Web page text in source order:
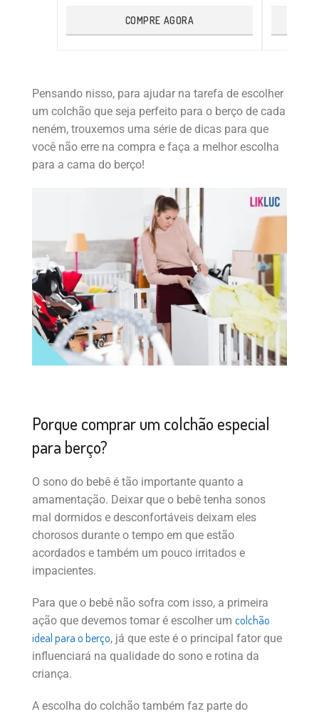
COMPRE AGORA
Pensando nisso, para ajudar na tarefa de escolher
um colchão que seja perfeito para o berço de cada
neném, trouxemos uma série de dicas para que
você não erre na compra e faça a melhor escolha
para a cama do berço!
Porque comprar um colchão especial
para berço?
O sono do bebê é tão importante quanto a
amamentação. Deixar que o bebê tenha sonos
mal dormidos e desconfortáveis deixam eles
chorosos durante o tempo em que estão
acordados e também um pouco irritados e
impacientes.
Para que o bebê não sofra com isso, a primeira
ação que devemos tomar é escolher um colchão
ideal para o berço, já que este é o principal fator que
influenciará na qualidade do sono e rotina da
criança.
A escolha do colchão também faz parte do